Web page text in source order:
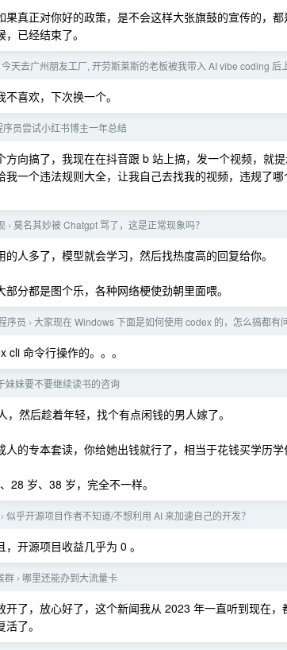
真正对你好的政策，是不会这样大张旗鼓的宣传的，都
已经结束了。
今天去广州朋友工厂, 开劳斯莱斯的老板被我带入 AI vibe coding 后
喜欢，下次换一个。
序员尝试小红书博主一年总结
向搞了，我现在在抖音跟 b 站上搞，发一个视频，就
一个违法规则大全，让我自己去找我的视频，违规了
› 莫名其妙被 Chatgpt 骂了，这是正常现象吗？
人多了，模型就会学习，然后找热度高的回复给你。
分都是图个乐，各种网络梗使劲朝里面喂。
序员 › 大家现在 Windows 下面是如何使用 codex 的，怎么搞都有
命令行操作的。。。
妹妹要不要继续读书的咨询
然后趁着年轻，找个有点闲钱的男人嫁了。
的专本套读，你给她出钱就行了，相当于花钱买学历学
28 岁、38 岁，完全不一样。
› 似乎开源项目作者不知道/不想利用 AI 来加速自己的开发？
开源项目收益几乎为 0 。
群 › 哪里还能办到大流量卡
了，放心好了，这个新闻我从 2023 年一直听到现在
了。